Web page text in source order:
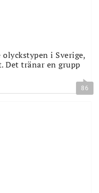
i Sverige,
Det tränar en grupp
86